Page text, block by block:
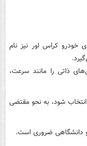
خودرو کراس اور نیز نام
ذاتی را مانند سرعت،
انتخاب شود، به نحو مقتضی
دانشگاهی ضروری است.